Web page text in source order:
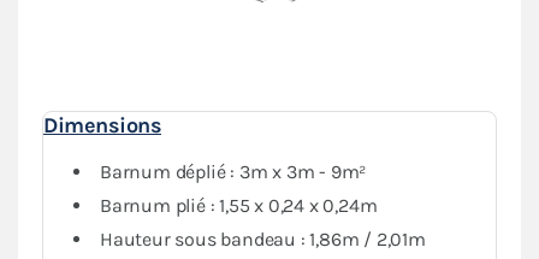
Lepack de 4 bâches latérales, composé de 3 murs
pleins et 1 mur avec porte, assorti permet une
protection optimale contre les intempéries. Vous
pourrez fermer complètement votre tente si besoin.
Dimensions
Barnum déplié : 3m x 3m - 9m²
Barnum plié : 1,55 x 0,24 x 0,24m
Hauteur sous bandeau : 1,86m / 2,01m